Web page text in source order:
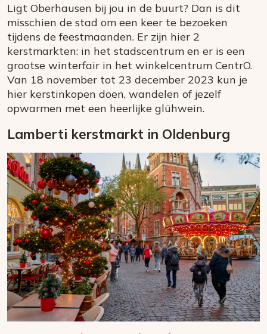
Ligt Oberhausen bij jou in de buurt? Dan is dit
misschien de stad om een keer te bezoeken
tijdens de feestmaanden. Er zijn hier 2
kerstmarkten: in het stadscentrum en er is een
grootse winterfair in het winkelcentrum CentrO.
Van 18 november tot 23 december 2023 kun je
hier kerstinkopen doen, wandelen of jezelf
opwarmen met een heerlijke glühwein.
Lamberti kerstmarkt in Oldenburg